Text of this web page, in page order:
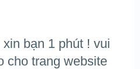
bạn 1 phút ! vui
cho trang website